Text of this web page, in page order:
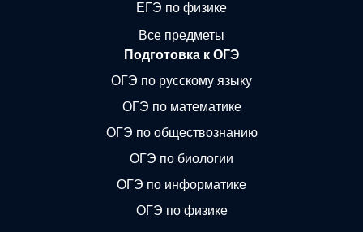
ЕГЭ по физике
Все предметы
Подготовка к ОГЭ
ОГЭ по русскому языку
ОГЭ по математике
ОГЭ по обществознанию
ОГЭ по биологии
ОГЭ по информатике
ОГЭ по физике